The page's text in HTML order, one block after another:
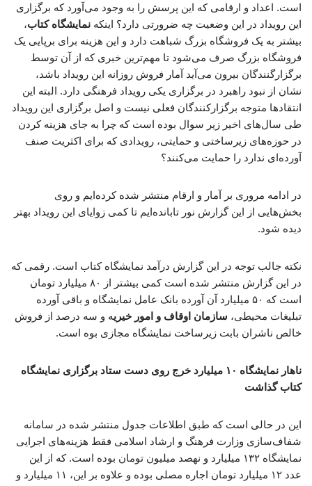
است. اعداد و ارقامی که این پرسش را به وجود می‌آورد که برگزاری
این رویداد در این وضعیت چه ضرورتی دارد؟ اینکه نمایشگاه کتاب،
بیشتر به یک فروشگاه بزرگ شباهت دارد و این هزینه برای برپایی یک
فروشگاه بزرگ صرف می‌شود تا مهم‌ترین خبری که از آن توسط
برگزارگنندگان بیرون می‌آید آمار فروش روزانه این رویداد باشد،
نشان از نبود راهبرد در برگزاری یکی رویداد فرهنگی دارد. البته این
انتقادها متوجه برگزارکنندگان فعلی نیست و اصل برگزاری این رویداد
طی سال‌های اخیر زیر سوال بوده است که چرا به جای هزینه کردن
در حوزه‌های زیرساختی و حمایتی، رویدادی که برای اکثریت صنف
آورده‌ای ندارد را حمایت می‌کنند؟
در ادامه مروری بر آمار و ارقام منتشر شده کرده‌ایم و روی
بخش‌هایی از این گزارش نور تابانده‌ایم تا کمی زوایای این رویداد بهتر
دیده شود.
نکته جالب توجه در این گزارش درآمد نمایشگاه کتاب است. رقمی که
در این گزارش منتشر شده است کمی بیشتر از ۸۰ میلیارد تومان
است که ۵۰ میلیارد آن آورده بانک عامل نمایشگاه و باقی آورده
تبلیغات محیطی، سازمان اوقاف و امور خیریه و سه درصد از فروش
خالص ناشران بابت زیرساخت نمایشگاه مجازی بوه است.
ناهار نمایشگاه ۱۰ میلیارد خرج روی دست ستاد برگزاری نمایشگاه
کتاب گذاشت
این در حالی است که طبق اطلاعات جدول منتشر شده در سامانه
شفاف‌سازی وزارت فرهنگ و ارشاد اسلامی فقط هزینه‌های اجرایی
نمایشگاه ۱۳۲ میلیارد و نهصد میلیون تومان بوده است. که از این
عدد ۱۲ میلیارد تومان اجاره مصلی بوده و علاوه بر این، ۱۱ میلیارد و